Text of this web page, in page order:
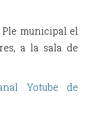
municipal el
a la sala de
Yotube de